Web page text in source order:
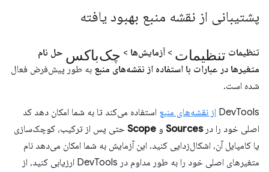
پشتیبانی از نقشه منبع بهبود یافته
تنظیمات تنظیمات > آزمایش‌ها > چک‌باکس حل نام
متغیرها در عبارات با استفاده از نقشه‌های منبع به طور پیش‌فرض فعال
شده است.
DevTools از نقشه‌های منبع استفاده می‌کند تا به شما امکان دهد کد
اصلی خود را درSources و Scope حتی پس از ترکیب، کوچک‌سازی
یا کامپایل آن، اشکال‌زدایی کنید. این آزمایش به شما امکان می‌دهد نام
متغیرهای اصلی خود را به طور مداوم در DevTools ارزیابی کنید، از